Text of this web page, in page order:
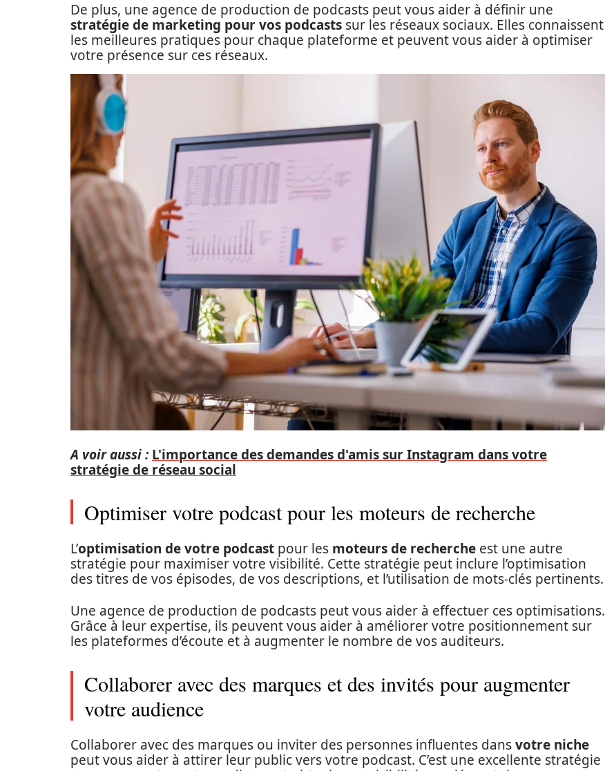
De plus, une agence de production de podcasts peut vous aider à définir une
stratégie de marketing pour vos podcasts sur les réseaux sociaux. Elles connaissent
les meilleures pratiques pour chaque plateforme et peuvent vous aider à optimiser
votre présence sur ces réseaux.
A voir aussi : L'importance des demandes d'amis sur Instagram dans votre
stratégie de réseau social
Optimiser votre podcast pour les moteurs de recherche
L’optimisation de votre podcast pour les moteurs de recherche est une autre
stratégie pour maximiser votre visibilité. Cette stratégie peut inclure l’optimisation
des titres de vos épisodes, de vos descriptions, et l’utilisation de mots-clés pertinents.
Une agence de production de podcasts peut vous aider à effectuer ces optimisations.
Grâce à leur expertise, ils peuvent vous aider à améliorer votre positionnement sur
les plateformes d’écoute et à augmenter le nombre de vos auditeurs.
Collaborer avec des marques et des invités pour augmenter
votre audience
Collaborer avec des marques ou inviter des personnes influentes dansvotre niche
peut vous aider à attirer leur public vers votre podcast. C’est une excellente stratégie